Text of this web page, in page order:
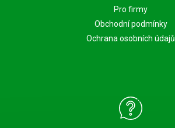
Pro firmy
Obchodní podmínky
Ochrana osobních údajů